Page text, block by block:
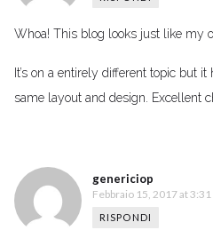
Whoa! This blog looks just like my
It’s on a entirely different topic but
same layout and design. Excellent
genericiop
Febbraio 15, 2017 at 3:31
RISPONDI